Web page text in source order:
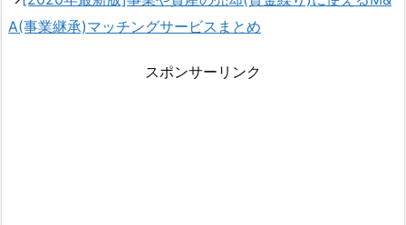
A(事業継承)マッチングサービスまとめ
スポンサーリンク